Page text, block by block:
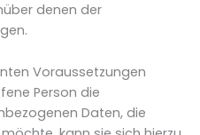
denen der
Voraussetzungen
Person die
Daten, die